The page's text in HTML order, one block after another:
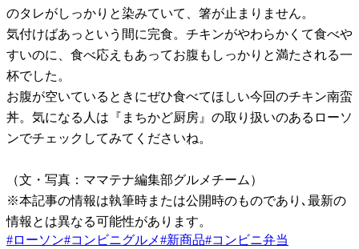
のタレがしっかりと染みていて、箸が止まりません。
気付けばあっという間に完食。チキンがやわらかくて食べや
すいのに、食べ応えもあってお腹もしっかりと満たされる一
杯でした。
お腹が空いているときにぜひ食べてほしい今回のチキン南蛮
丼。気になる人は『まちかど厨房』の取り扱いのあるローソ
ンでチェックしてみてくださいね。
（文・写真：ママテナ編集部グルメチーム）
※本記事の情報は執筆時または公開時のものであり､最新の
情報とは異なる可能性があります。
#ローソン#コンビニグルメ#新商品#コンビニ弁当